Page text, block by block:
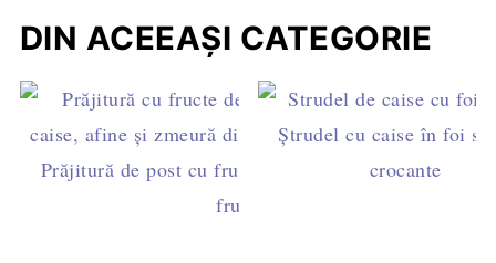
DIN ACEEAȘI CATEGORIE
Prăjitură de post cu fructe - blat pufos și multe
fructe
Ștrudel cu caise în foi
crocante